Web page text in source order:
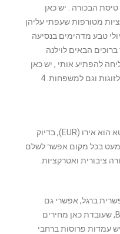
הבכורה . יש כאן
מטורפות שעפתי עליהן
טבע מדהימים בנסיעה
הבאים לוילנה
להפתיע אותי , יש כאן
כל כך הרבה מה לעשות, יעד מושלם לזוגות וגם למשפחות. 4
– המטבע הרשמי בליטא הוא אירו (EUR), בדיוק
כמעט בכל מקום אפשר לשלם
ציבורית ואטרקציות.
ברגל, אפשרי גם
להתנייד עם אפליקציית המוניות Bolt, שעובדת כאן מחירים
עמדות פרוסות ברחבי